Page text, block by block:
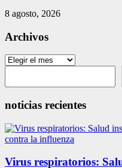
8 agosto, 2026
Archivos
Archivos
noticias recientes
Virus respiratorios: